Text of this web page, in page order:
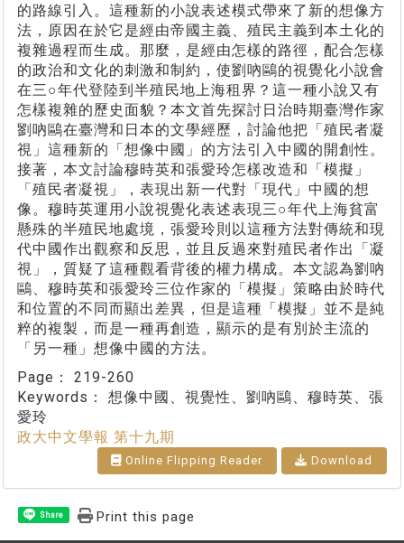
的路線引入。這種新的小說表述模式帶來了新的想像方
法，原因在於它是經由帝國主義、殖民主義到本土化的
複雜過程而生成。那麼，是經由怎樣的路徑，配合怎樣
的政治和文化的刺激和制約，使劉吶鷗的視覺化小說會
在三○年代登陸到半殖民地上海租界？這一種小說又有
怎樣複雜的歷史面貌？本文首先探討日治時期臺灣作家
劉吶鷗在臺灣和日本的文學經歷，討論他把「殖民者凝
視」這種新的「想像中國」的方法引入中國的開創性。
接著，本文討論穆時英和張愛玲怎樣改造和「模擬」
「殖民者凝視」，表現出新一代對「現代」中國的想
像。穆時英運用小說視覺化表述表現三○年代上海貧富
懸殊的半殖民地處境，張愛玲則以這種方法對傳統和現
代中國作出觀察和反思，並且反過來對殖民者作出「凝
視」，質疑了這種觀看背後的權力構成。本文認為劉吶
鷗、穆時英和張愛玲三位作家的「模擬」策略由於時代
和位置的不同而顯出差異，但是這種「模擬」並不是純
粹的複製，而是一種再創造，顯示的是有別於主流的
「另一種」想像中國的方法。
Page： 219-260
Keywords： 想像中國、視覺性、劉吶鷗、穆時英、張
愛玲
政大中文學報 第十九期
Online Flipping Reader Download
Share Print this page